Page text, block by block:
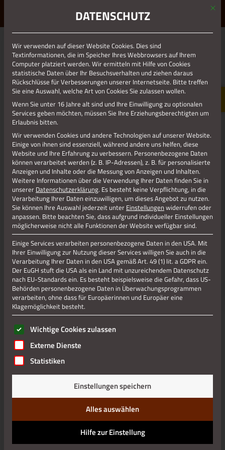
ERLEBE STOLBERG.ERLEBE DICH.
Datenschutz
Impressum
Mit
DATENSCHUTZ
Wir verwenden auf dieser Website Cookies. Dies sind
Textinformationen, die im Speicher Ihres Webbrowsers auf Ihrem
Computer platziert werden. Wir ermitteln mit Hilfe von Cookies
statistische Daten über Ihr Besuchsverhalten und ziehen daraus
Rückschlüsse für Verbesserungen unserer Internetseite. Bitte treffen
Sie eine Auswahl, welche Art von Cookies Sie zulassen wollen.
Wenn Sie unter 16 Jahre alt sind und Ihre Einwilligung zu optionalen
Services geben möchten, müssen Sie Ihre Erziehungsberechtigten um
Erlaubnis bitten.
Wir verwenden Cookies und andere Technologien auf unserer Website.
Einige von ihnen sind essenziell, während andere uns helfen, diese
Website und Ihre Erfahrung zu verbessern. Personenbezogene Daten
können verarbeitet werden (z. B. IP-Adressen), z. B. für personalisierte
Anzeigen und Inhalte oder die Messung von Anzeigen und Inhalten.
Weitere Informationen über die Verwendung Ihrer Daten finden Sie in
unserer Datenschutzerklärung. Es besteht keine Verpflichtung, in die
Verarbeitung Ihrer Daten einzuwilligen, um dieses Angebot zu nutzen.
Sie können Ihre Auswahl jederzeit unter Einstellungen widerrufen oder
anpassen. Bitte beachten Sie, dass aufgrund individueller Einstellungen
möglicherweise nicht alle Funktionen der Website verfügbar sind.
Einige Services verarbeiten personenbezogene Daten in den USA. Mit
Ihrer Einwilligung zur Nutzung dieser Services willigen Sie auch in die
Verarbeitung Ihrer Daten in den USA gemäß Art. 49 (1) lit. a GDPR ein.
Der EuGH stuft die USA als ein Land mit unzureichendem Datenschutz
nach EU-Standards ein. Es besteht beispielsweise die Gefahr, dass US-
Behörden personenbezogene Daten in Überwachungsprogrammen
verarbeiten, ohne dass für Europäerinnen und Europäer eine
Klagemöglichkeit besteht.
Es folgt eine Liste der Service-Gruppen, für die eine
Wichtige Cookies zulassen
Externe Dienste
Statistiken
Einstellungen speichern
Alles auswählen
Hilfe zur Einstellung